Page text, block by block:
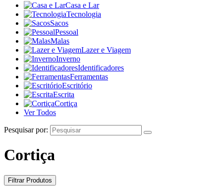
Casa e Lar
Tecnologia
Sacos
Pessoal
Malas
Lazer e Viagem
Inverno
Identificadores
Ferramentas
Escritório
Escrita
Cortiça
Ver Todos
Pesquisar por:
Cortiça
Filtrar Produtos